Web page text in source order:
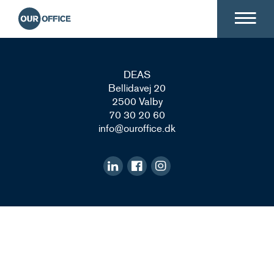
DEAS
Bellidavej 20
2500 Valby
70 30 20 60
info@ouroffice.dk